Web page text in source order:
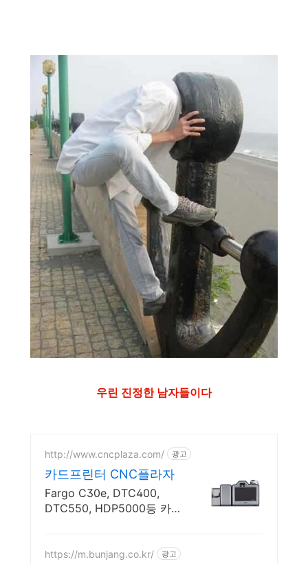
우린 진정한 남자들이다
http://www.cncplaza.com/ 광고
카드프린터 CNC플라자
Fargo C30e, DTC400,
DTC550, HDP5000등 카
https://m.bunjang.co.kr/ 광고